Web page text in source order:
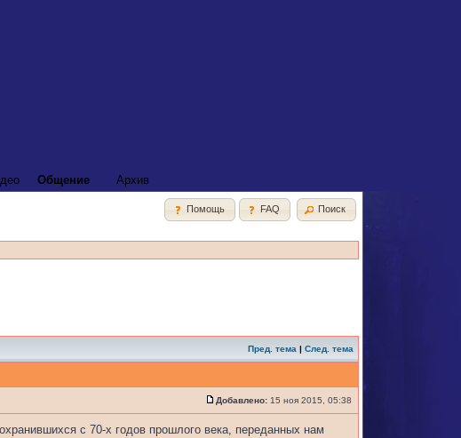
Общение Архив
Помощь FAQ
Поиск
Пред. тема | След. тема
Добавлено: 15 ноя 2015, 05:38
c 70-х годов прошлого века, переданных нам